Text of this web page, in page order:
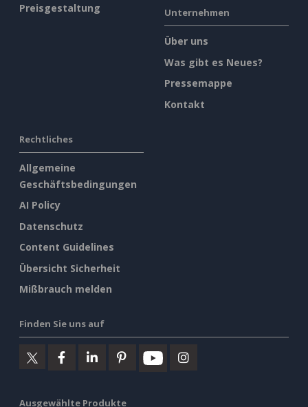
Preisgestaltung
Unternehmen
Über uns
Was gibt es Neues?
Pressemappe
Kontakt
Rechtliches
Allgemeine
Geschäftsbedingungen
AI Policy
Datenschutz
Content Guidelines
Übersicht Sicherheit
Mißbrauch melden
Finden Sie uns auf
Ausgewählte Produkte